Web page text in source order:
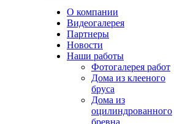
О компании
Видеогалерея
Партнеры
Новости
Наши работы
Фотогалерея работ
Дома из клееного
бруса
Дома из
оцилиндрованного
бревна